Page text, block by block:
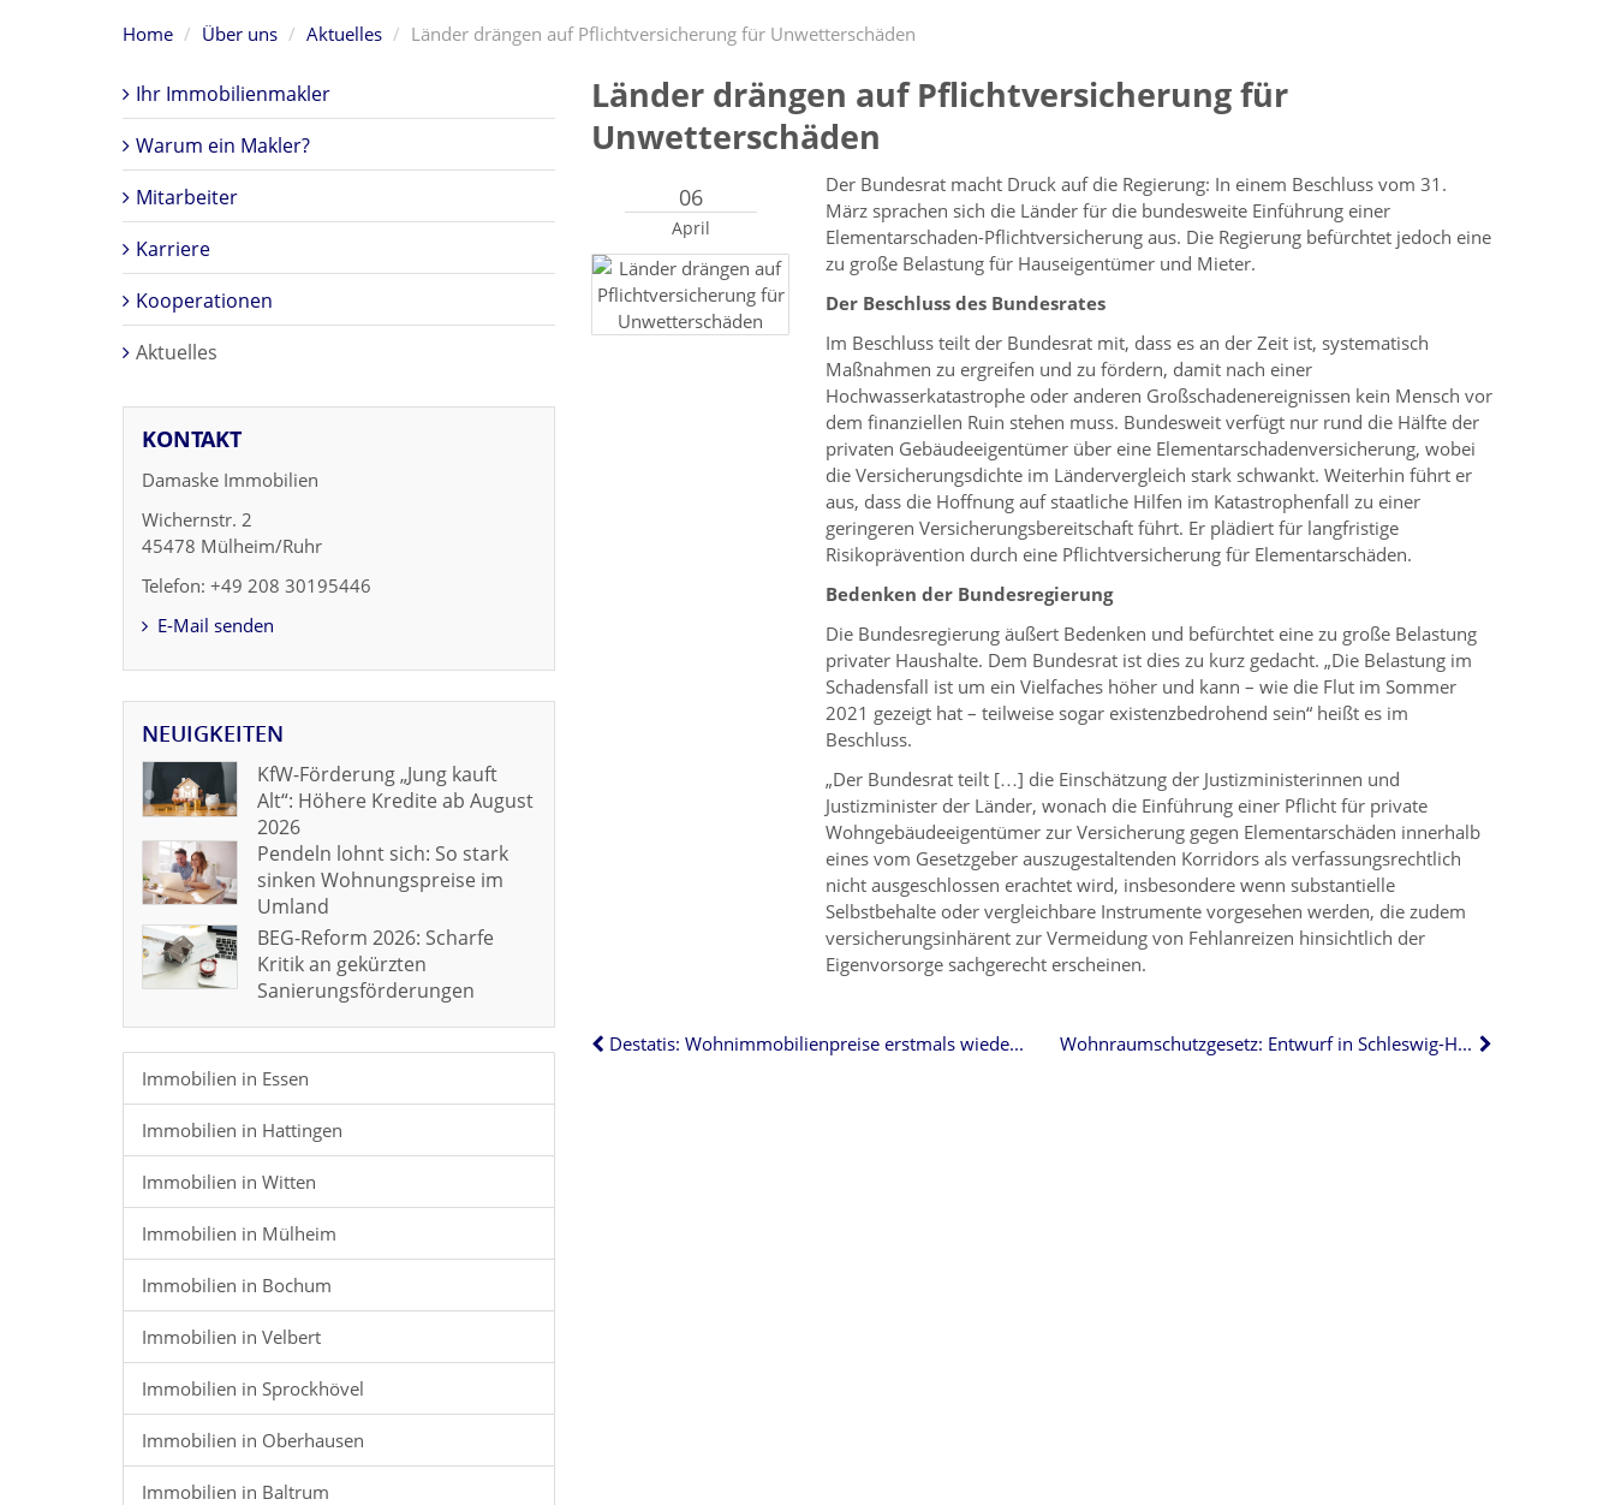
Home Über uns Aktuelles Länder drängen auf Pflichtversicherung für Unwetterschäden
Länder drängen auf Pflichtversicherung für
Unwetterschäden
06
April
Der Bundesrat macht Druck auf die Regierung: In einem Beschluss vom 31.
März sprachen sich die Länder für die bundesweite Einführung einer
Elementarschaden-Pflichtversicherung aus. Die Regierung befürchtet jedoch eine
zu große Belastung für Hauseigentümer und Mieter.
Der Beschluss des Bundesrates
Im Beschluss teilt der Bundesrat mit, dass es an der Zeit ist, systematisch
Maßnahmen zu ergreifen und zu fördern, damit nach einer
Hochwasserkatastrophe oder anderen Großschadenereignissen kein Mensch vor
dem finanziellen Ruin stehen muss. Bundesweit verfügt nur rund die Hälfte der
privaten Gebäudeeigentümer über eine Elementarschadenversicherung, wobei
die Versicherungsdichte im Ländervergleich stark schwankt. Weiterhin führt er
aus, dass die Hoffnung auf staatliche Hilfen im Katastrophenfall zu einer
geringeren Versicherungsbereitschaft führt. Er plädiert für langfristige
Risikoprävention durch eine Pflichtversicherung für Elementarschäden.
Bedenken der Bundesregierung
Die Bundesregierung äußert Bedenken und befürchtet eine zu große Belastung
privater Haushalte. Dem Bundesrat ist dies zu kurz gedacht. „Die Belastung im
Schadensfall ist um ein Vielfaches höher und kann – wie die Flut im Sommer
2021 gezeigt hat – teilweise sogar existenzbedrohend sein“ heißt es im
Beschluss.
„Der Bundesrat teilt […] die Einschätzung der Justizministerinnen und
Justizminister der Länder, wonach die Einführung einer Pflicht für private
Wohngebäudeeigentümer zur Versicherung gegen Elementarschäden innerhalb
eines vom Gesetzgeber auszugestaltenden Korridors als verfassungsrechtlich
nicht ausgeschlossen erachtet wird, insbesondere wenn substantielle
Selbstbehalte oder vergleichbare Instrumente vorgesehen werden, die zudem
versicherungsinhärent zur Vermeidung von Fehlanreizen hinsichtlich der
Eigenvorsorge sachgerecht erscheinen.
Destatis: Wohnimmobilienpreise erstmals wieder rückläufig Wohnraumschutzgesetz: Entwurf in Schleswig-Holstein steht
Ihr Immobilienmakler
Warum ein Makler?
Mitarbeiter
Karriere
Kooperationen
Aktuelles
KONTAKT
Damaske Immobilien
Wichernstr. 2
45478 Mülheim/Ruhr
Telefon: +49 208 30195446
E-Mail senden
NEUIGKEITEN
KfW-Förderung „Jung kauft
Alt“: Höhere Kredite ab August
2026
Pendeln lohnt sich: So stark
sinken Wohnungspreise im
Umland
BEG-Reform 2026: Scharfe
Kritik an gekürzten
Sanierungsförderungen
Immobilien in Essen
Immobilien in Hattingen
Immobilien in Witten
Immobilien in Mülheim
Immobilien in Bochum
Immobilien in Velbert
Immobilien in Sprockhövel
Immobilien in Oberhausen
Immobilien in Baltrum